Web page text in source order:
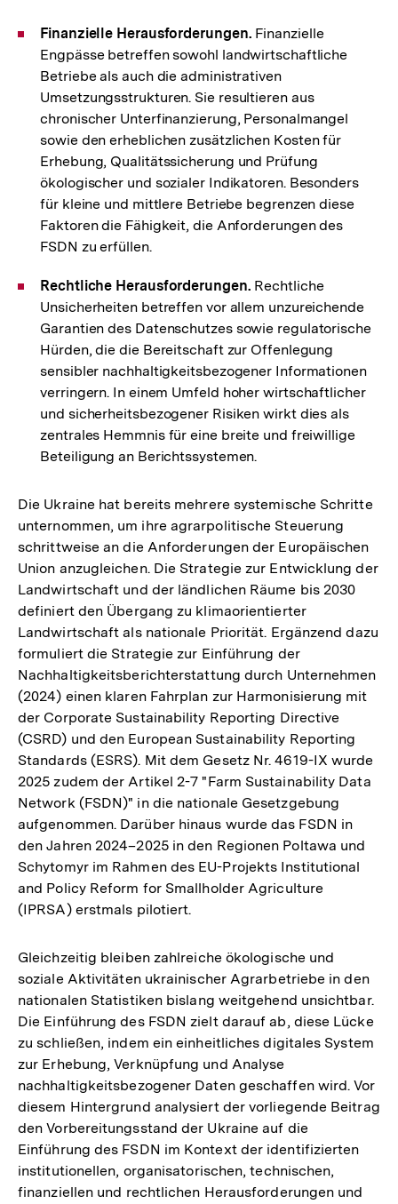
Finanzielle Herausforderungen. Finanzielle
Engpässe betreffen sowohl landwirtschaftliche
Betriebe als auch die administrativen
Umsetzungsstrukturen. Sie resultieren aus
chronischer Unterfinanzierung, Personalmangel
sowie den erheblichen zusätzlichen Kosten für
Erhebung, Qualitätssicherung und Prüfung
ökologischer und sozialer Indikatoren. Besonders
für kleine und mittlere Betriebe begrenzen diese
Faktoren die Fähigkeit, die Anforderungen des
FSDN zu erfüllen.
Rechtliche Herausforderungen. Rechtliche
Unsicherheiten betreffen vor allem unzureichende
Garantien des Datenschutzes sowie regulatorische
Hürden, die die Bereitschaft zur Offenlegung
sensibler nachhaltigkeitsbezogener Informationen
verringern. In einem Umfeld hoher wirtschaftlicher
und sicherheitsbezogener Risiken wirkt dies als
zentrales Hemmnis für eine breite und freiwillige
Beteiligung an Berichtssystemen.
Die Ukraine hat bereits mehrere systemische Schritte
unternommen, um ihre agrarpolitische Steuerung
schrittweise an die Anforderungen der Europäischen
Union anzugleichen. Die Strategie zur Entwicklung der
Landwirtschaft und der ländlichen Räume bis 2030
definiert den Übergang zu klimaorientierter
Landwirtschaft als nationale Priorität. Ergänzend dazu
formuliert die Strategie zur Einführung der
Nachhaltigkeitsberichterstattung durch Unternehmen
(2024) einen klaren Fahrplan zur Harmonisierung mit
der Corporate Sustainability Reporting Directive
(CSRD) und den European Sustainability Reporting
Standards (ESRS). Mit dem Gesetz Nr. 4619-IX wurde
2025 zudem der Artikel 2-7 "Farm Sustainability Data
Network (FSDN)" in die nationale Gesetzgebung
aufgenommen. Darüber hinaus wurde das FSDN in
den Jahren 2024–2025 in den Regionen Poltawa und
Schytomyr im Rahmen des EU-Projekts Institutional
and Policy Reform for Smallholder Agriculture
(IPRSA) erstmals pilotiert.
Gleichzeitig bleiben zahlreiche ökologische und
soziale Aktivitäten ukrainischer Agrarbetriebe in den
nationalen Statistiken bislang weitgehend unsichtbar.
Die Einführung des FSDN zielt darauf ab, diese Lücke
zu schließen, indem ein einheitliches digitales System
zur Erhebung, Verknüpfung und Analyse
nachhaltigkeitsbezogener Daten geschaffen wird. Vor
diesem Hintergrund analysiert der vorliegende Beitrag
den Vorbereitungsstand der Ukraine auf die
Einführung des FSDN im Kontext der identifizierten
institutionellen, organisatorischen, technischen,
finanziellen und rechtlichen Herausforderungen und